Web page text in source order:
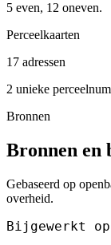
5 even, 12 oneven.
Perceelkaarten
17 adressen
2 unieke
Bronnen
Bronnen en
Gebaseerd op
overheid.
Bijgewerkt